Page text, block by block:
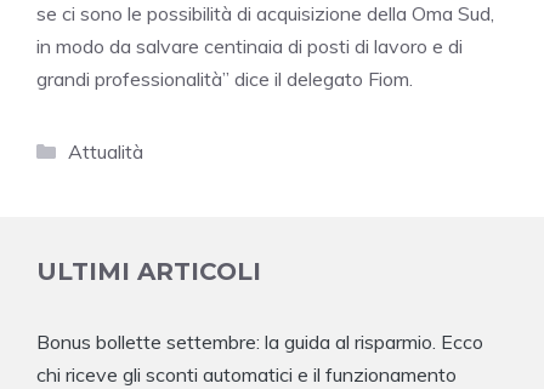
se ci sono le possibilità di acquisizione della Oma Sud,
in modo da salvare centinaia di posti di lavoro e di
grandi professionalità” dice il delegato Fiom.
Categorie
Attualità
ULTIMI ARTICOLI
Bonus bollette settembre: la guida al risparmio. Ecco
chi riceve gli sconti automatici e il funzionamento